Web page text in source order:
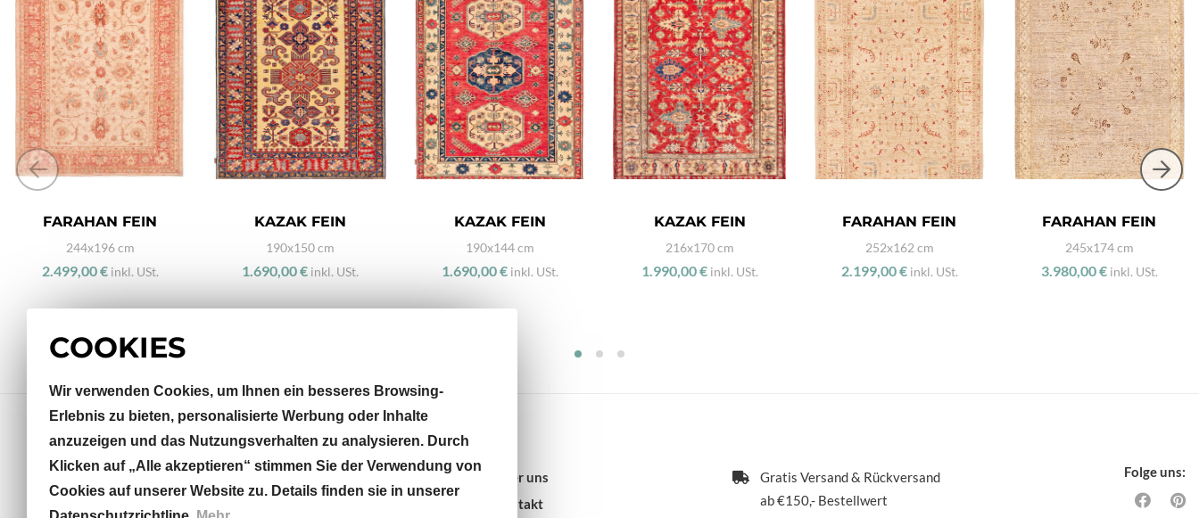
FARAHAN FEIN
244x196 cm
2.499,00 € inkl. USt.
KAZAK FEIN
190x150 cm
1.690,00 € inkl. USt.
KAZAK FEIN
190x144 cm
1.690,00 € inkl. USt.
KAZAK FEIN
216x170 cm
1.990,00 € inkl. USt.
FARAHAN FEIN
252x162 cm
2.199,00 € inkl. USt.
FARAHAN FEIN
245x174 cm
3.980,00 € inkl. USt.
COOKIES
Wir verwenden Cookies, um Ihnen ein besseres Browsing-
Erlebnis zu bieten, personalisierte Werbung oder Inhalte
anzuzeigen und das Nutzungsverhalten zu analysieren. Durch
Klicken auf „Alle akzeptieren“ stimmen Sie der Verwendung von
Cookies auf unserer Website zu. Details finden sie in unserer
Über uns
Kontakt
Gratis Versand & Rückversand
ab €150,- Bestellwert
Folge uns: